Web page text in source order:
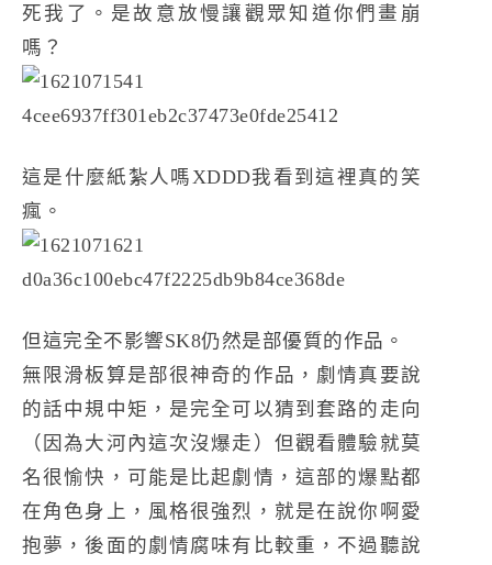
死我了。是故意放慢讓觀眾知道你們畫崩
嗎？
這是什麼紙紮人嗎XDDD我看到這裡真的笑
瘋。
但這完全不影響SK8仍然是部優質的作品。
無限滑板算是部很神奇的作品，劇情真要說
的話中規中矩，是完全可以猜到套路的走向
（因為大河內這次沒爆走）但觀看體驗就莫
名很愉快，可能是比起劇情，這部的爆點都
在角色身上，風格很強烈，就是在說你啊愛
抱夢，後面的劇情腐味有比較重，不過聽說